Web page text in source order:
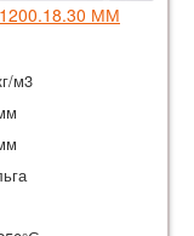
ММ
м3